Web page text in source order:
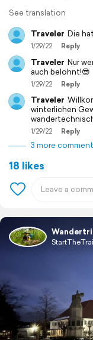
See translation
Traveler Die
1/29/22 Reply
Traveler Nur
auch belohnt!😎
1/29/22 Reply
Traveler
winterlichen
1/29/22 Reply
3 more
18 likes